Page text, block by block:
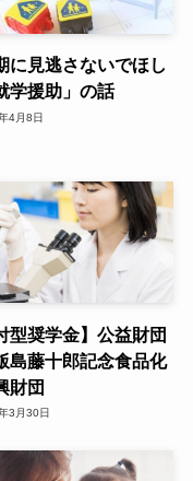
に見逃さないでほし
学援助」の話
4月8日
型奨学金】公益財団
島藤十郎記念食品化
財団
3月30日